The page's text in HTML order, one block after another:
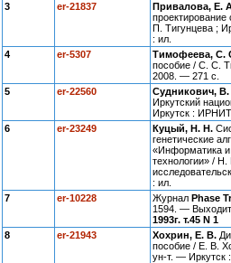
3
er-21837 Привалова, Е.
проектирование
П. Тигунцева ;
: ил.
4
er-5307 Тимофеева, С.
пособие / С. С.
2008. — 271 с.
5
er-22560 Судникович, В.
Иркутский
Иркутск :
6
er-23249 Куцый, Н. Н.
генетические
«Информатика
технологии» /
: ил.
7
er-10228 Журнал Phase
1594. —
1993г. т.45 N 1
8
er-21943 Хохрин, Е. В.
пособие / Е. В.
ун-т. — Иркутск